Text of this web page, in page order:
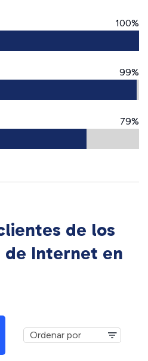
100%
99%
79%
de los
de Internet en